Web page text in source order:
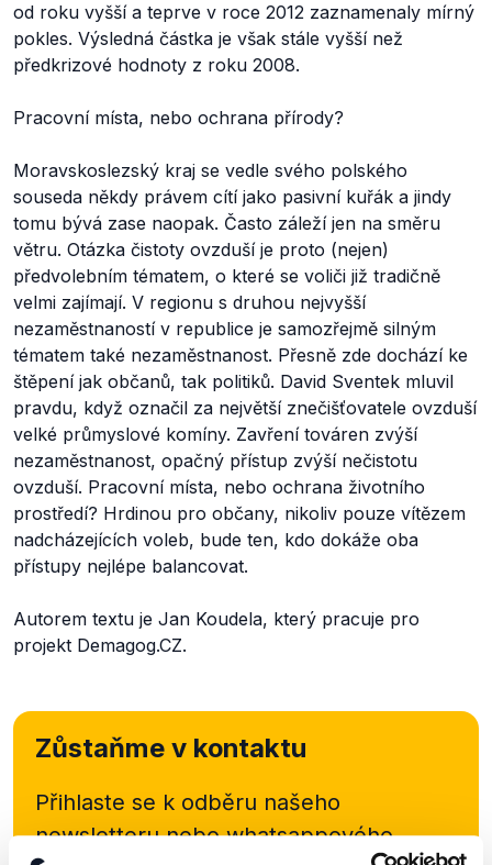
od roku vyšší a teprve v roce 2012 zaznamenaly mírný
pokles. Výsledná částka je však stále vyšší než
předkrizové hodnoty z roku 2008.
Pracovní místa, nebo ochrana přírody?
Moravskoslezský kraj se vedle svého polského
souseda někdy právem cítí jako pasivní kuřák a jindy
tomu bývá zase naopak. Často záleží jen na směru
větru. Otázka čistoty ovzduší je proto (nejen)
předvolebním tématem, o které se voliči již tradičně
velmi zajímají. V regionu s druhou nejvyšší
nezaměstnaností v republice je samozřejmě silným
tématem také nezaměstnanost. Přesně zde dochází ke
štěpení jak občanů, tak politiků. David Sventek mluvil
pravdu, když označil za největší znečišťovatele ovzduší
velké průmyslové komíny. Zavření továren zvýší
nezaměstnanost, opačný přístup zvýší nečistotu
ovzduší. Pracovní místa, nebo ochrana životního
prostředí? Hrdinou pro občany, nikoliv pouze vítězem
nadcházejících voleb, bude ten, kdo dokáže oba
přístupy nejlépe balancovat.
Autorem textu je Jan Koudela, který pracuje pro
projekt Demagog.CZ.
Zůstaňme v kontaktu
Přihlaste se k odběru našeho
newsletteru nebowhatsappového